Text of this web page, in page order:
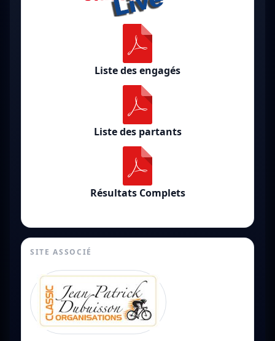
Liste des engagés
Liste des partants
Résultats Complets
SITE ASSOCIÉ